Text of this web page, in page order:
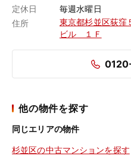
定休日
毎週水曜日
住所
東京都杉並区荻
ビル １Ｆ
他の物件を探す
同じエリアの物件
杉並区の中古マンションを探す